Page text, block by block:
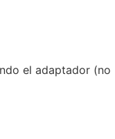
el adaptador (no